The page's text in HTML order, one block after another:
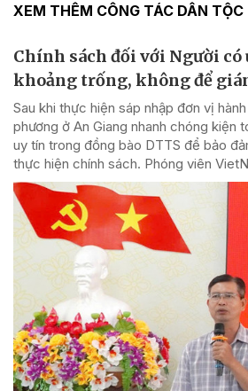
XEM THÊM CÔNG TÁC DÂN TỘC
Chính sách đối với Người
khoảng trống, không để
Sau khi thực hiện sáp nhập đơn vị
phương ở An Giang nhanh chóng kiện
uy tín trong đồng bào DTTS để bảo
thực hiện chính sách. Phóng viên